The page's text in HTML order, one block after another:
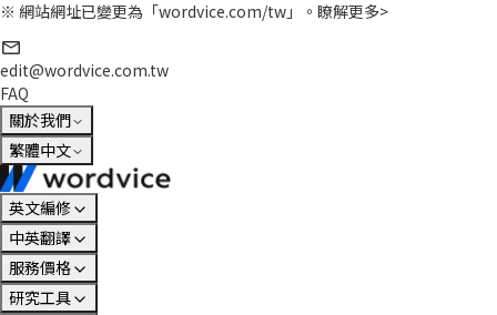
※ 網站網址已變更為「wordvice.com/tw」。 瞭解更多>
edit@wordvice.com.tw
FAQ
關於我們
繁體中文
英文編修
中英翻譯
服務價格
研究工具